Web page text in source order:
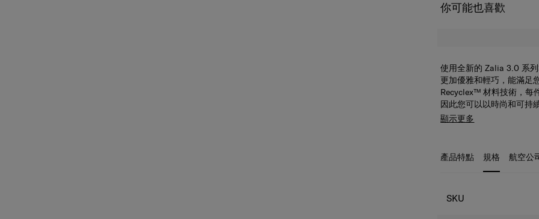
你可能也喜歡
使用全新的 Zalia 3.0 系
更加優雅和輕巧，能滿足
Recyclex™ 材料技術，每
因此您可以以時尚和可持
Zalia 3.0 手提袋 14.1吋
顯示更多
產品特點 規格 航空公
規格
SKU